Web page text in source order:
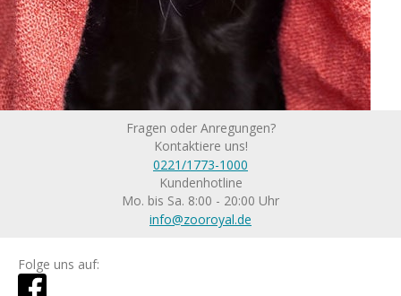
Fragen oder Anregungen?
Kontaktiere uns!
0221/1773-1000
Kundenhotline
Mo. bis Sa. 8:00 - 20:00 Uhr
info@zooroyal.de
Folge uns auf: